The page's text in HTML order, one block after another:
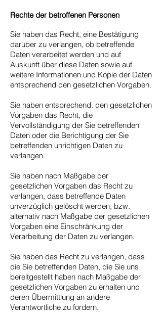
Rechte der betroffenen Personen
Sie haben das Recht, eine Bestätigung
darüber zu verlangen, ob betreffende
Daten verarbeitet werden und auf
Auskunft über diese Daten sowie auf
weitere Informationen und Kopie der Daten
entsprechend den gesetzlichen Vorgaben.
Sie haben entsprechend. den gesetzlichen
Vorgaben das Recht, die
Vervollständigung der Sie betreffenden
Daten oder die Berichtigung der Sie
betreffenden unrichtigen Daten zu
verlangen.
Sie haben nach Maßgabe der
gesetzlichen Vorgaben das Recht zu
verlangen, dass betreffende Daten
unverzüglich gelöscht werden, bzw.
alternativ nach Maßgabe der gesetzlichen
Vorgaben eine Einschränkung der
Verarbeitung der Daten zu verlangen.
Sie haben das Recht zu verlangen, dass
die Sie betreffenden Daten, die Sie uns
bereitgestellt haben nach Maßgabe der
gesetzlichen Vorgaben zu erhalten und
deren Übermittlung an andere
Verantwortliche zu fordern.